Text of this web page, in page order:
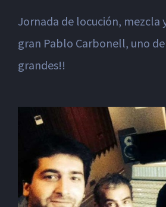
Jornada de locución, mezcla
gran Pablo Carbonell, uno
grandes!!